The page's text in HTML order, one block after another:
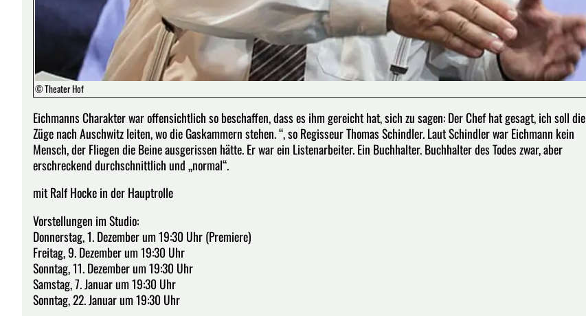
© Theater Hof
Eichmanns Charakter war offensichtlich so beschaffen, dass es ihm gereicht hat, sich zu sagen: Der Chef hat gesagt, ich soll die
Züge nach Auschwitz leiten, wo die Gaskammern stehen. “, so Regisseur Thomas Schindler. Laut Schindler war Eichmann kein
Mensch, der Fliegen die Beine ausgerissen hätte. Er war ein Listenarbeiter. Ein Buchhalter. Buchhalter des Todes zwar, aber
erschreckend durchschnittlich und „normal“.
mit Ralf Hocke in der Hauptrolle
Vorstellungen im Studio:
Donnerstag, 1. Dezember um 19:30 Uhr (Premiere)
Freitag, 9. Dezember um 19:30 Uhr
Sonntag, 11. Dezember um 19:30 Uhr
Samstag, 7. Januar um 19:30 Uhr
Sonntag, 22. Januar um 19:30 Uhr